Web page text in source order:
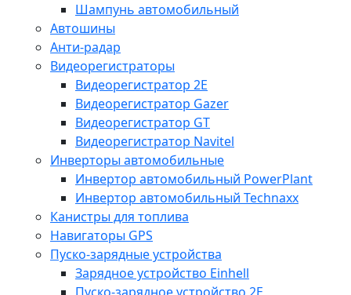
Шампунь автомобильный
Автошины
Анти-радар
Видеорегистраторы
Видеорегистратор 2E
Видеорегистратор Gazer
Видеорегистратор GT
Видеорегистратор Navitel
Инверторы автомобильные
Инвертор автомобильный PowerPlant
Инвертор автомобильный Technaxx
Канистры для топлива
Навигаторы GPS
Пуско-зарядные устройства
Зарядное устройство Einhell